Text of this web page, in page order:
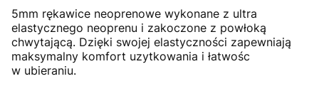
5mm rękawice neoprenowe wykonane z ultra
elastycznego neoprenu i zakoczone z powłoką
chwytającą. Dzięki swojej elastyczności zapewniają
maksymalny komfort uzytkowania i łatwośc
w ubieraniu.